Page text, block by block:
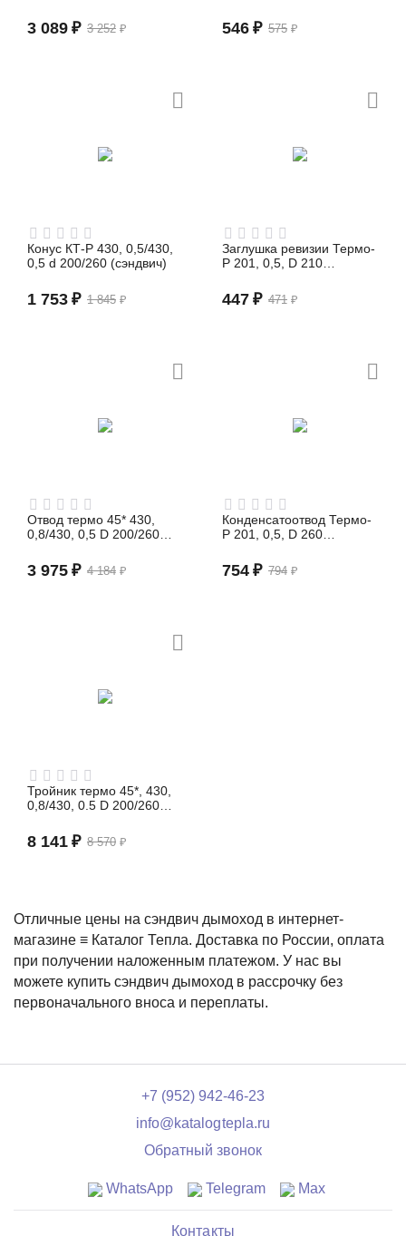
Отличные цены на сэндвич дымоход в интернет-
магазине ≡ Каталог Тепла. Доставка по России, оплата
при получении наложенным платежом. У нас вы
можете купить сэндвич дымоход в рассрочку без
первоначального вноса и переплаты.
3 252 ₽
3 089 ₽ 575 ₽
546 ₽
Конус КТ-Р 430, 0,5/430,
0,5 d 200/260 (сэндвич)
1 845 ₽
1 753 ₽
Заглушка ревизии Термо-
Р 201, 0,5, D 210
471 ₽
447 ₽
Отвод термо 45* 430,
0,8/430, 0,5 D 200/260
4 184 ₽
3 975 ₽
Конденсатоотвод Термо-
Р 201, 0,5, D 260
794 ₽
754 ₽
Тройник термо 45*, 430,
0,8/430, 0.5 D 200/260
8 570 ₽
8 141 ₽
+7 (952) 942-46-23
info@katalogtepla.ru
Обратный звонок
WhatsApp Telegram Max
Контакты